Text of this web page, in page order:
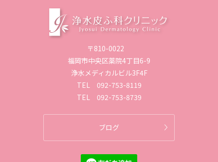
〒810-0022
福岡市中央区薬院4丁目6-9
浄水メディカルビル3F4F
TEL 092-753-8119
TEL 092-753-8739
ブログ